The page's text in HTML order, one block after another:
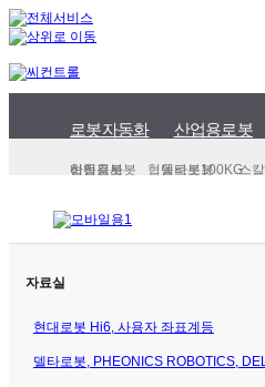
로봇자동화 산업용로봇
산업용로봇 델타로봇 스
협동로봇 협동로봇100KG
비전검사
자료실
현대로봇 Hi6, 사용자 좌표계등
델타로봇, PHEONICS ROBOTICS,